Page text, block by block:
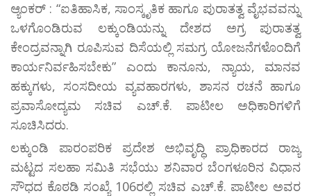
ಆ್ಯಂಕರ್ : “ಐತಿಹಾಸಿಕ, ಸಾಂಸ್ಕೃತಿಕ ಹಾಗೂ ಪುರಾತತ್ವ ವೈಭವವನ್ನು
ಒಳಗೊಂಡಿರುವ ಲಕ್ಕುಂಡಿಯನ್ನು ದೇಶದ ಅಗ್ರ ಪುರಾತತ್ವ
ಕೇಂದ್ರವನ್ನಾಗಿ ರೂಪಿಸುವ ದಿಸೆಯಲ್ಲಿ ಸಮಗ್ರ ಯೋಜನೆಗಳೊಂದಿಗೆ
ಕಾರ್ಯನಿರ್ವಹಿಸಬೇಕು” ಎಂದು ಕಾನೂನು, ನ್ಯಾಯ, ಮಾನವ
ಹಕ್ಕುಗಳು, ಸಂಸದೀಯ ವ್ಯವಹಾರಗಳು, ಶಾಸನ ರಚನೆ ಹಾಗೂ
ಪ್ರವಾಸೋದ್ಯಮ ಸಚಿವ ಎಚ್.ಕೆ. ಪಾಟೀಲ ಅಧಿಕಾರಿಗಳಿಗೆ
ಸೂಚಿಸಿದರು.
ಲಕ್ಕುಂಡಿ ಪಾರಂಪರಿಕ ಪ್ರದೇಶ ಅಭಿವೃದ್ಧಿ ಪ್ರಾಧಿಕಾರದ ರಾಜ್ಯ
ಮಟ್ಟದ ಸಲಹಾ ಸಮಿತಿ ಸಭೆಯು ಶನಿವಾರ ಬೆಂಗಳೂರಿನ ವಿಧಾನ
ಸೌಧದ ಕೊಠಡಿ ಸಂಖ್ಯೆ 106ರಲ್ಲಿ ಸಚಿವ ಎಚ್.ಕೆ. ಪಾಟೀಲ ಅವರ